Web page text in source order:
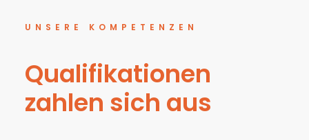
UNSERE KOMPETENZEN
Qualifikationen
zahlen sich aus